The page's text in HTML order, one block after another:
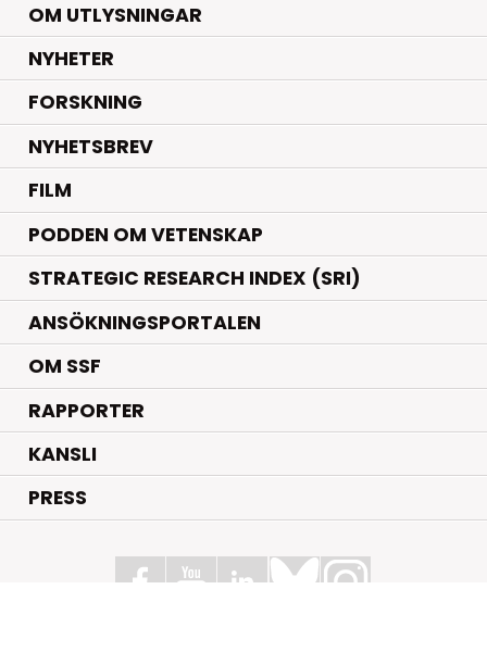
OM UTLYSNINGAR
NYHETER.
FORSKNING.
NYHETSBREV
FILM
PODDEN OM VETENSKAP
STRATEGIC RESEARCH INDEX (SRI)
ANSÖKNINGSPORTALEN
OM SSF
RAPPORTER
KANSLI
PRESS